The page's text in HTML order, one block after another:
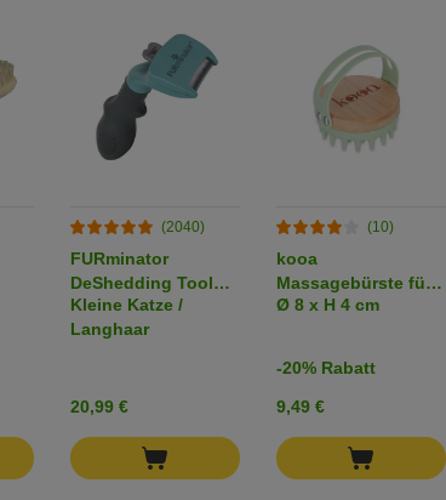
(2040)
FURminator
DeShedding Tool
Katze
Kleine Katze /
Langhaar
20,99 €
(10)
kooa
Massagebürste für
Katzen
Ø 8 x H 4 cm
-20% Rabatt
9,49 €